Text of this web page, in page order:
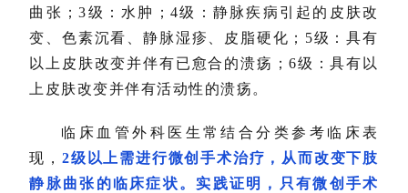
曲张；3级：水肿；4级：静脉疾病引起的皮肤改
变、色素沉看、静脉湿疹、皮脂硬化；5级：具有
以上皮肤改变并伴有已愈合的溃疡；6级：具有以
上皮肤改变并伴有活动性的溃疡。
临床血管外科医生常结合分类参考临床表
现， 2级以上需进行微创手术治疗，从而改变下肢
静脉曲张的临床症状。实践证明，只有微创手术